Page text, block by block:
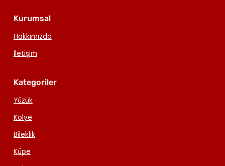
Kurumsal
Hakkımızda
İletişim
Kategoriler
Yüzük
Kolye
Bileklik
Küpe